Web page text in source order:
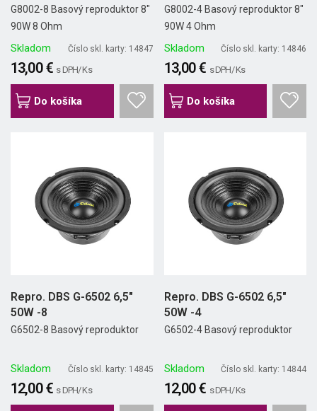
G8002-8 Basový reproduktor 8"
90W 8 Ohm
Skladom Číslo skl. karty: 14847
13,00 € s DPH/ Ks
Do košíka
G8002-4 Basový reproduktor 8"
90W 4 Ohm
Skladom Číslo skl. karty: 14846
13,00 € s DPH/ Ks
Do košíka
Repro. DBS G-6502 6,5"
50W -8
G6502-8 Basový reproduktor
Skladom Číslo skl. karty: 14845
12,00 € s DPH/ Ks
Repro. DBS G-6502 6,5"
50W -4
G6502-4 Basový reproduktor
Skladom Číslo skl. karty: 14844
12,00 € s DPH/ Ks